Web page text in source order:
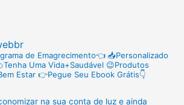
de Emagrecimento👈 📥Personalizado
Uma Vida+Saudável 😉Produtos
Estar 👉Pegue Seu Ebook Grátis👇